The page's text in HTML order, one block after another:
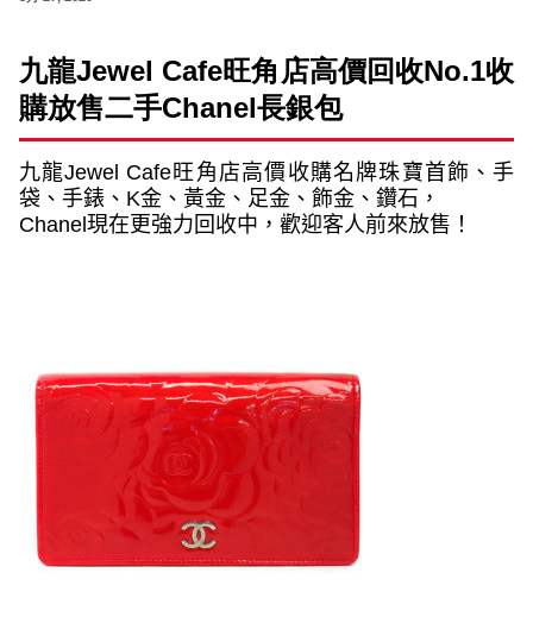
九龍Jewel Cafe旺角店高價回收No.1收
購放售二手Chanel長銀包
九龍Jewel Cafe旺角店高價收購名牌珠寶首飾、手
袋、手錶、 K金、黃金、足金、飾金、鑽石，
Chanel現在更強力回收中，歡迎客人前來放售！